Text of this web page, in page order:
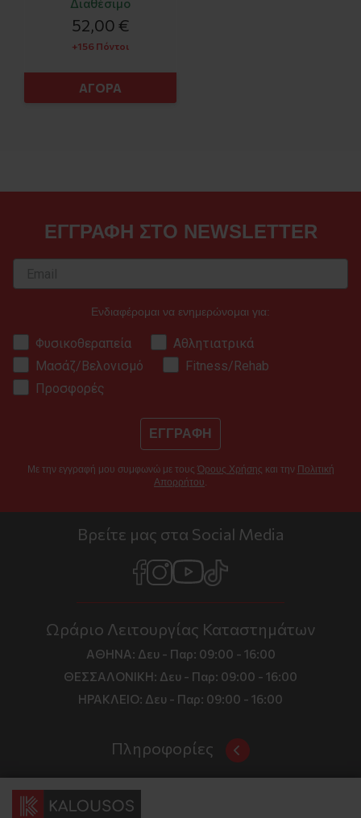
Διαθέσιμο
52,00 €
+156 Πόντοι
ΑΓΟΡΑ
ΕΓΓΡΑΦΗ ΣΤΟ NEWSLETTER
Ενδιαφέρομαι να ενημερώνομαι για:
Φυσικοθεραπεία
Αθλητιατρικά
Μασάζ/Βελονισμό
Fitness/Rehab
Προσφορές
ΕΓΓΡΑΦΗ
Με την εγγραφή μου συμφωνώ με τους Όρους Χρήσης και την Πολιτική
Απορρήτου.
Βρείτε μας στα Social Media
Ωράριο Λειτουργίας Καταστημάτων
ΑΘΗΝΑ: Δευ - Παρ: 09:00 - 16:00
ΘΕΣΣΑΛΟΝΙΚΗ: Δευ - Παρ: 09:00 - 16:00
ΗΡΑΚΛΕΙΟ: Δευ - Παρ: 09:00 - 16:00
Πληροφορίες
Όροι και Προϋποθέσεις
Τιμές, Τρόποι Αποστολής και Πληρωμής
Επικοινωνία